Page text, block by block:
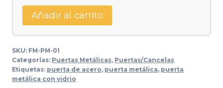
Añadir al carrito
SKU: FM-PM-01
Categorías: Puertas Metálicas, Puertas/Cancelas
Etiquetas: puerta de acero, puerta metálica, puerta
metálica con vidrio